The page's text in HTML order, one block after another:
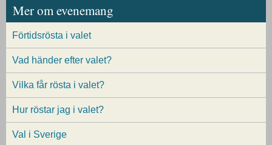
Mer om evenemang
Förtidsrösta i valet
Vad händer efter valet?
Vilka får rösta i valet?
Hur röstar jag i valet?
Val i Sverige